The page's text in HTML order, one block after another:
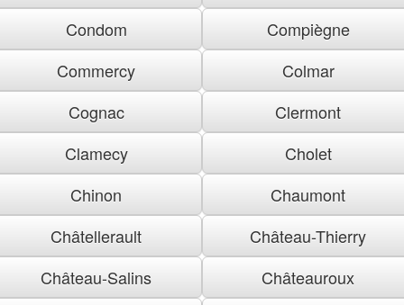
Condom
Compiègne
Commercy
Colmar
Cognac
Clermont
Clamecy
Cholet
Chinon
Chaumont
Châtellerault
Château-Thierry
Château-Salins
Châteauroux